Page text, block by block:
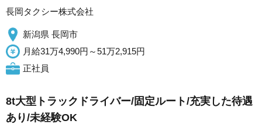
長岡タクシー株式会社
新潟県 長岡市
月給31万4,990円～51万2,915円
正社員
8t大型トラックドライバー/固定ルート/充実した待遇
あり/未経験OK